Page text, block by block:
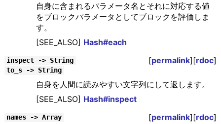
自身に含まれるパラメータ名とそれに対応する値
をブロックパラメータとしてブロックを評価しま
す。
[SEE_ALSO] Hash#each
inspect -> String [permalink][rdoc]
to_s -> String
自身を人間に読みやすい文字列にして返します。
[SEE_ALSO] Hash#inspect
names -> Array [permalink][rdoc]